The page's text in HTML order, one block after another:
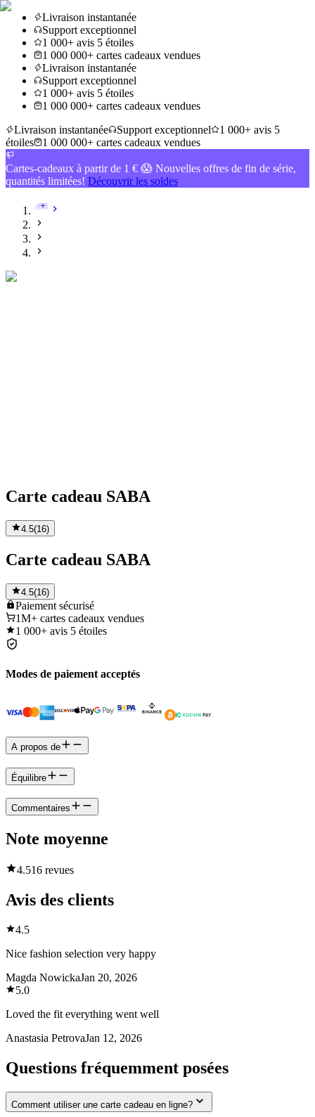
Livraison instantanée
Support exceptionnel
1 000+ avis 5 étoiles
1 000 000+ cartes cadeaux vendues
Livraison instantanée
Support exceptionnel
1 000+ avis 5 étoiles
1 000 000+ cartes cadeaux vendues
Livraison instantanée
Support exceptionnel
1 000+ avis 5
étoiles
1 000 000+ cartes cadeaux vendues
Cartes-cadeaux à partir de 1 € 😱 Nouvelles offres de fin de série,
quantités limitées! Découvrir les soldes
Carte cadeau SABA
4.5(16)
Carte cadeau SABA
4.5(16)
Paiement sécurisé
1M+ cartes cadeaux vendues
1 000+ avis 5 étoiles
Modes de paiement acceptés
A propos de
Équilibre
Commentaires
Note moyenne
4.516 revues
Avis des clients
4.5
Nice fashion selection very happy
Magda NowickaJan 20, 2026
5.0
Loved the fit everything went well
Anastasia PetrovaJan 12, 2026
Questions fréquemment posées
Comment utiliser une carte cadeau en ligne?